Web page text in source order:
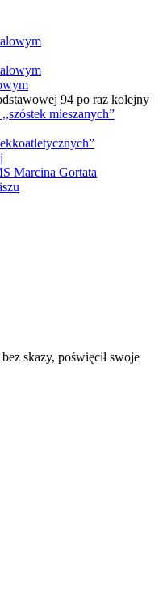
94 po raz kolejny
mieszanych”
Marcina Gortata
skazy, poświęcił swoje